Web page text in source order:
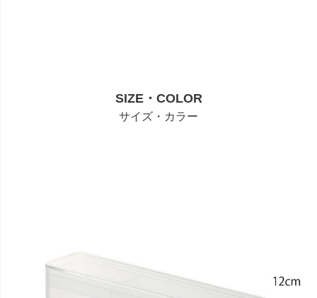
SIZE・COLOR
サイズ・カラー